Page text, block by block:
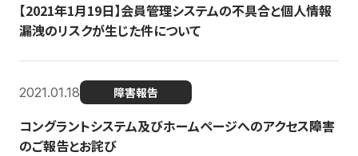
【2021年1月19日】会員管理システムの不具合と個人情報
漏洩のリスクが生じた件について
2021.01.18 障害報告
コングラントシステム及びホームページへのアクセス障害
のご報告とお詫び